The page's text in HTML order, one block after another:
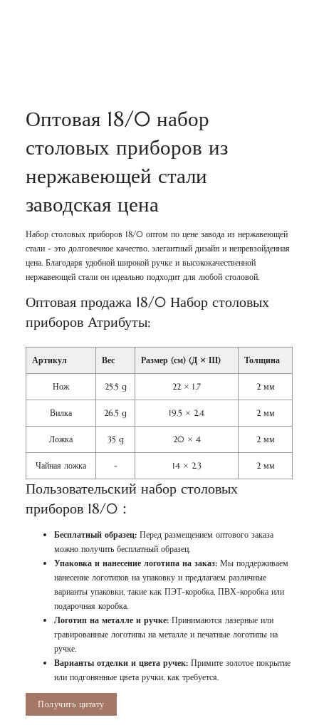
Оптовая 18/0 набор
столовых приборов из
нержавеющей стали
заводская цена
Набор столовых приборов 18/0 оптом по цене завода из нержавеющей
стали - это долговечное качество, элегантный дизайн и непревзойденная
цена. Благодаря удобной широкой ручке и высококачественной
нержавеющей стали он идеально подходит для любой столовой.
Оптовая продажа 18/0 Набор столовых
приборов Атрибуты:
Артикул Вес Размер (см) (Д × Ш) Толщина
Нож 25.5 g 22 × 1.7 2 мм
Вилка 26.5 g 19.5 × 2.4 2 мм
Ложка 35 g 20 × 4 2 мм
Чайная ложка - 14 × 2.3 2 мм
Пользовательский набор столовых
приборов 18/0：
Бесплатный образец: Перед размещением оптового заказа
можно получить бесплатный образец.
Упаковка и нанесение логотипа на заказ: Мы поддерживаем
нанесение логотипов на упаковку и предлагаем различные
варианты упаковки, такие как ПЭТ-коробка, ПВХ-коробка или
подарочная коробка.
Логотип на металле и ручке: Принимаются лазерные или
гравированные логотипы на металле и печатные логотипы на
ручке.
Варианты отделки и цвета ручек: Примите золотое покрытие
или подгонянные цвета ручки, как требуется.
Получить цитату